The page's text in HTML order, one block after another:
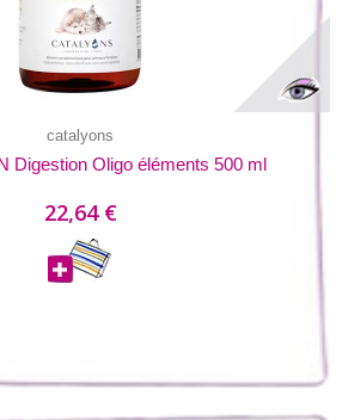
catalyons
Digestion Oligo éléments 500 ml
22,64 €